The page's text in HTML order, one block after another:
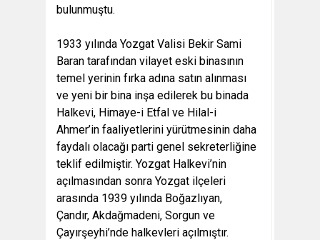
bulunmuştu.
1933 yılında Yozgat Valisi Bekir Sami
Baran tarafından vilayet eski binasının
temel yerinin fırka adına satın alınması
ve yeni bir bina inşa edilerek bu binada
Halkevi, Himaye-i Etfal ve Hilal-i
Ahmer’in faaliyetlerini yürütmesinin daha
faydalı olacağı parti genel sekreterliğine
teklif edilmiştir. Yozgat Halkevi’nin
açılmasından sonra Yozgat ilçeleri
arasında 1939 yılında Boğazlıyan,
Çandır, Akdağmadeni, Sorgun ve
Çayırşeyhi’nde halkevleri açılmıştır.